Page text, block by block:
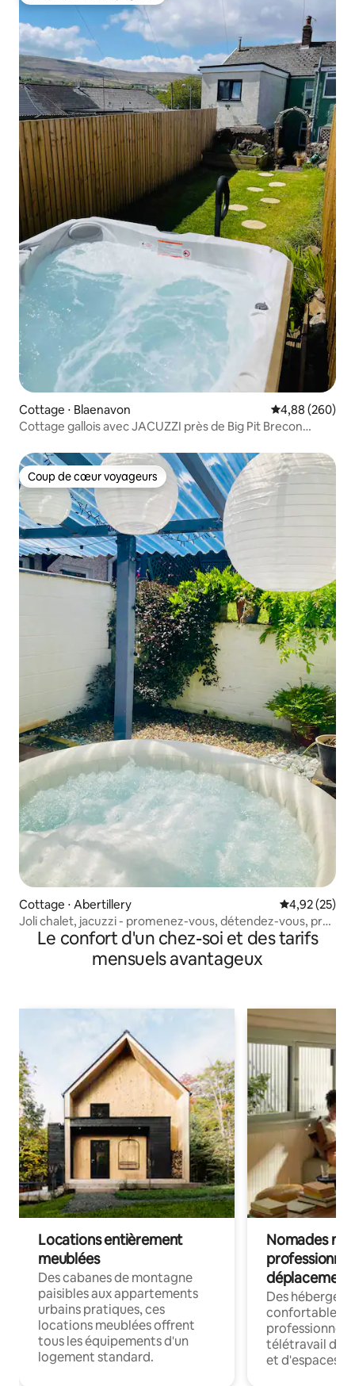
Cottage ⋅ Blaenavon Évaluation
4,88 (260)
Cottage gallois avec JACUZZI près de Big Pit Brecon
Coup de cœur voyageurs
Coup de cœur voyageurs
Cottage ⋅ Abertillery Évaluation
4,92 (25)
Joli chalet, jacuzzi - promenez-vous, détendez-vous, près
des Beacons
Le confort d'un chez-soi et des tarifs
mensuels avantageux
Locations entièrement
meublées
Des cabanes de montagne
paisibles aux appartements
urbains pratiques, ces
locations meublées offrent
tous les équipements d'un
logement standard.
Nomades
déplacement
Des
confortables
professionnels
télétravail
et d'espaces